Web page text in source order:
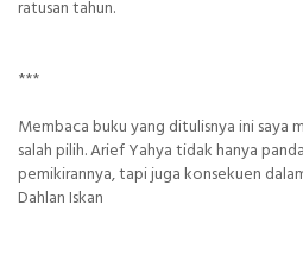
ratusan tahun.
***
Membaca buku yang ditulisnya ini saya
salah pilih. Arief Yahya tidak hanya
pemikirannya, tapi juga konsekuen
Dahlan Iskan